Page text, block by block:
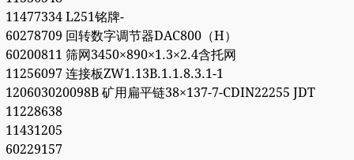
11477334 L251铭牌-
60278709 回转数字调节器DAC800（H）
60200811 筛网3450×890×1.3×2.4含托网
11256097 连接板ZW1.13B.1.1.8.3.1-1
120603020098B 矿用扁平链38×137-7-CDIN22255 JDT
11228638
11431205
60229157